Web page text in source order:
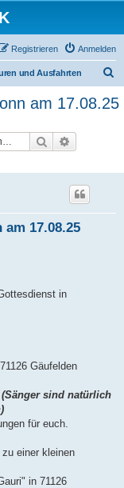
Anmelden
Registrieren
und Ausfahrten
c
am 17.08.25
Suche
17.08.25
in
Gäufelden
(Sänger sind natürlich
für euch.
einer kleinen
in 71126